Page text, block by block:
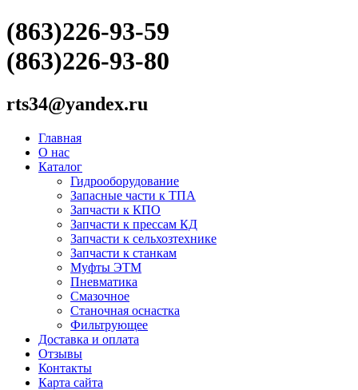
(863)226-93-59
(863)226-93-80
rts34@yandex.ru
Главная
О нас
Каталог
Гидрооборудование
Запасные части к ТПА
Запчасти к КПО
Запчасти к прессам КД
Запчасти к сельхозтехнике
Запчасти к станкам
Муфты ЭТМ
Пневматика
Смазочное
Станочная оснастка
Фильтрующее
Доставка и оплата
Отзывы
Контакты
Карта сайта